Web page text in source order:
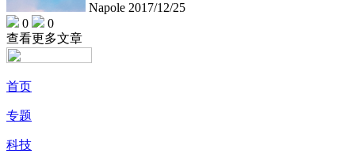
Napole 2017/12/25
0
0
查看更多文章
首页
专题
科技